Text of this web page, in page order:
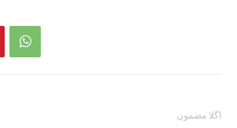
اگلا مضمون